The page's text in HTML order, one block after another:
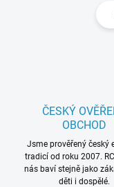
ČESKÝ
OBCHOD
Jsme prověřený český
tradicí od roku 2007.
nás baví stejně jako
děti i dospělé.